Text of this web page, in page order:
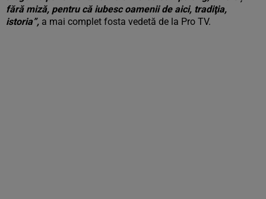
fără miză, pentru că iubesc oamenii de aici, tradiţia,
istoria”, a mai complet fosta vedetă de la Pro TV.